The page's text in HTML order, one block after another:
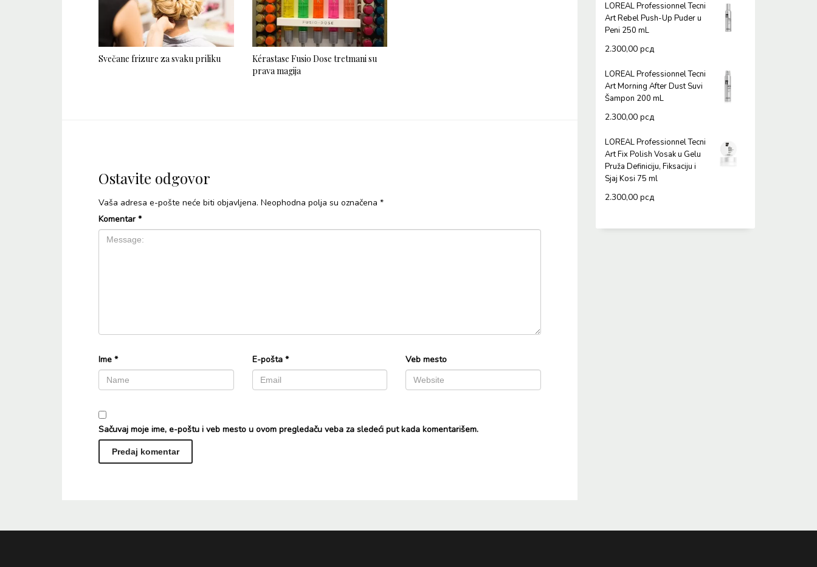
Svečane frizure za svaku priliku
Kérastase Fusio Dose tretmani su
prava magija
Ostavite odgovor
Vaša adresa e-pošte neće biti objavljena. Neophodna polja su označena *
Komentar*
Ime * E-pošta * Veb mesto
Sačuvaj moje ime, e-poštu i veb mesto u ovom pregledaču veba za sledeći put kada komentarišem.
LOREAL Professionnel Tecni
Art Rebel Push-Up Puder u
Peni 250 mL
2.300,00 рсд
LOREAL Professionnel Tecni
Art Morning After Dust Suvi
Šampon 200 mL
2.300,00 рсд
LOREAL Professionnel Tecni
Art Fix Polish Vosak u Gelu
Pruža Definiciju, Fiksaciju i
Sjaj Kosi 75 ml
2.300,00 рсд